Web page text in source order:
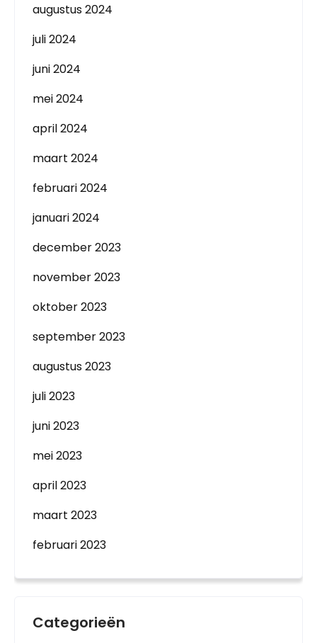
augustus 2024
juli 2024
juni 2024
mei 2024
april 2024
maart 2024
februari 2024
januari 2024
december 2023
november 2023
oktober 2023
september 2023
augustus 2023
juli 2023
juni 2023
mei 2023
april 2023
maart 2023
februari 2023
Categorieën